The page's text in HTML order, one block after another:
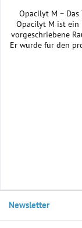
Opacilyt M –
Opacilyt M ist ein
vorgeschriebene
Er wurde für den
ermöglicht
Newsletter